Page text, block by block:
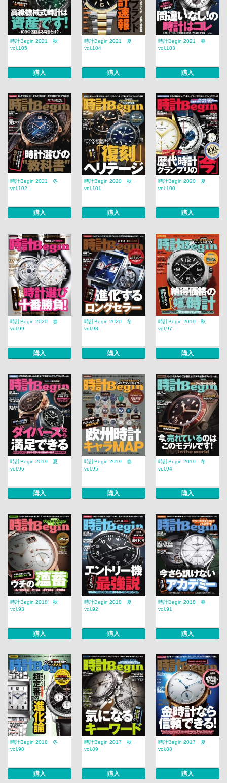
時計Begin 2021 秋
vol.105
購入
時計Begin 2021 夏
vol.104
購入
時計Begin 2021 春
vol.103
購入
時計Begin 2021 冬
vol.102
購入
時計Begin 2020 秋
vol.101
購入
時計Begin 2020 夏
vol.100
購入
時計Begin 2020 春
vol.99
購入
時計Begin 2020 冬
vol.98
購入
時計Begin 2019 秋
vol.97
購入
時計Begin 2019 夏
vol.96
購入
時計Begin 2019 春
vol.95
購入
時計Begin 2019 冬
vol.94
購入
時計Begin 2018 秋
vol.93
購入
時計Begin 2018 夏
vol.92
購入
時計Begin 2018 春
vol.91
購入
時計Begin 2018 冬
vol.90
購入
時計Begin 2017 秋
vol.89
購入
時計Begin 2017 夏
vol.88
購入